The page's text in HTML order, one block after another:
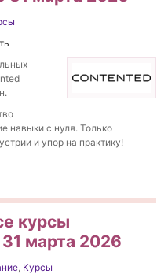
навыки с нуля. Только
и упор на практику!
курсы
марта 2026
Курсы